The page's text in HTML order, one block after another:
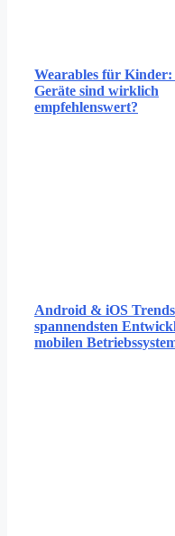
Wearables für Kinder:
Geräte sind wirklich
empfehlenswert?
Android & iOS
spannendsten
mobilen